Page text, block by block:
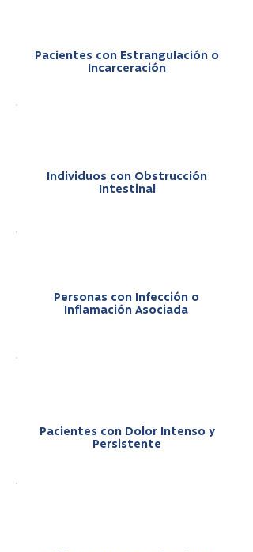
Pacientes con Estrangulación o
Incarceración
Individuos con Obstrucción
Intestinal
Personas con Infección o
Inflamación Asociada
Pacientes con Dolor Intenso y
Persistente